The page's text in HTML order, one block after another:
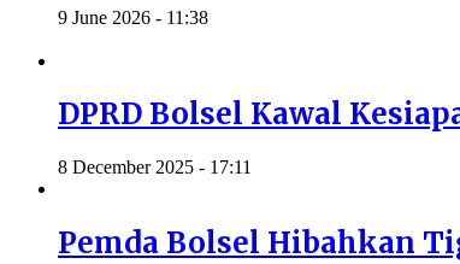
9 June 2026 - 11:38
DPRD Bolsel Kawal
8 December 2025 - 17:11
Pemda Bolsel Hibahkan